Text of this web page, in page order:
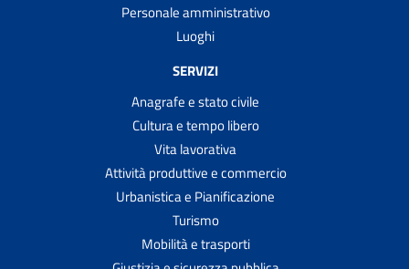
Personale amministrativo
Luoghi
SERVIZI
Anagrafe e stato civile
Cultura e tempo libero
Vita lavorativa
Attività produttive e commercio
Urbanistica e Pianificazione
Turismo
Mobilità e trasporti